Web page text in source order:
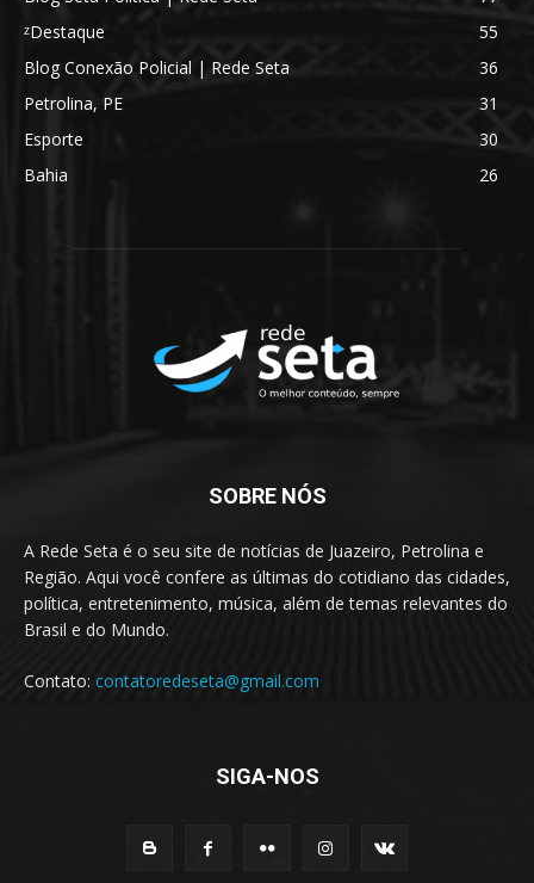
ᶻDestaque
55
Blog Conexão Policial | Rede Seta
36
Petrolina, PE
31
Esporte
30
Bahia
26
SOBRE NÓS
A Rede Seta é o seu site de notícias de Juazeiro, Petrolina e
Região. Aqui você confere as últimas do cotidiano das cidades,
política, entretenimento, música, além de temas relevantes do
Brasil e do Mundo.
Contato: contatoredeseta@gmail.com
SIGA-NOS